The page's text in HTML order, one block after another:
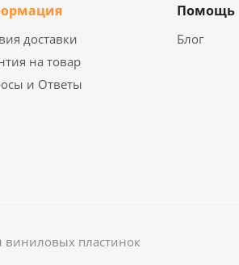
доставки
на товар
и Ответы
Помощь
Блог
виниловых пластинок